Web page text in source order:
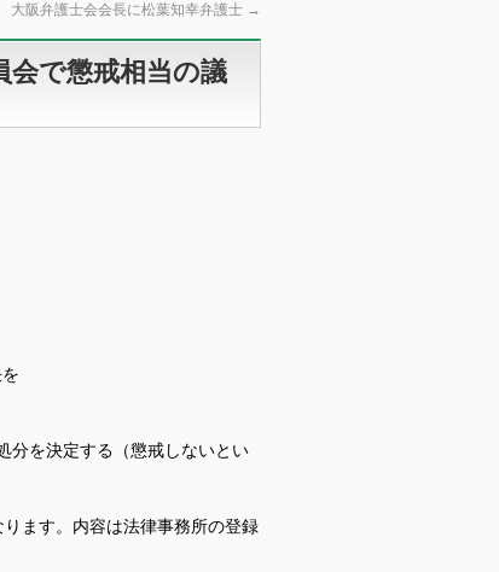
大阪弁護士会会長に松葉知幸弁護士 →
会で懲戒相当の議
分を決定する（懲戒しないとい
ます。内容は法律事務所の登録